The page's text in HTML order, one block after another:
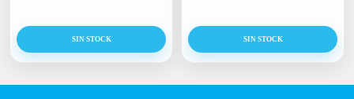
SIN STOCK SIN STOCK